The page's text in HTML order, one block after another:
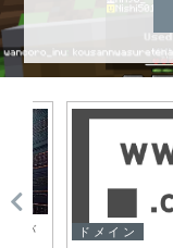
ドメイン